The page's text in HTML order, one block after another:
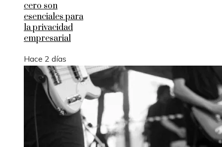
cero son
esenciales para
la privacidad
empresarial
Hace 2 días